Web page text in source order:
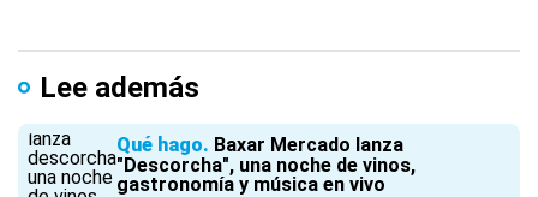
Lee además
Qué hago Baxar Mercado lanza
"Descorcha", una noche de vinos,
gastronomía y música en vivo